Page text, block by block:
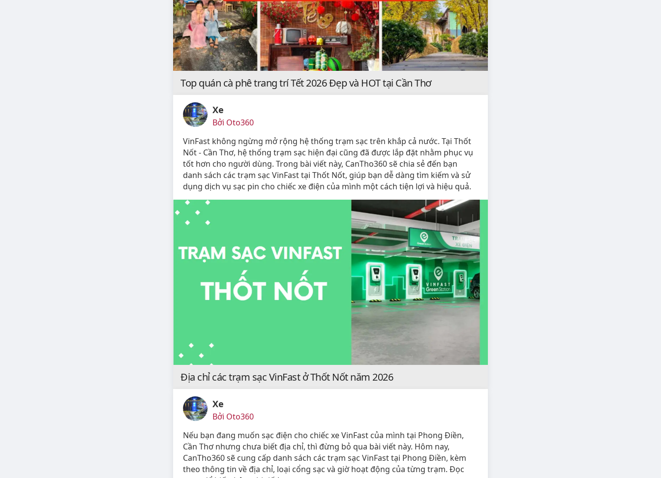
Top quán cà phê trang trí Tết 2026 Đẹp và HOT tại Cần Thơ
Xe
Bởi Oto360
VinFast không ngừng mở rộng hệ thống trạm sạc trên khắp cả nước. Tại Thốt
Nốt - Cần Thơ, hệ thống trạm sạc hiện đại cũng đã được lắp đặt nhằm phục vụ
tốt hơn cho người dùng. Trong bài viết này, CanTho360 sẽ chia sẻ đến bạn
danh sách các trạm sạc VinFast tại Thốt Nốt, giúp bạn dễ dàng tìm kiếm và sử
dụng dịch vụ sạc pin cho chiếc xe điện của mình một cách tiện lợi và hiệu quả.
Địa chỉ các trạm sạc VinFast ở Thốt Nốt năm 2026
Xe
Bởi Oto360
Nếu bạn đang muốn sạc điện cho chiếc xe VinFast của mình tại Phong Điền,
Cần Thơ nhưng chưa biết địa chỉ, thì đừng bỏ qua bài viết này. Hôm nay,
CanTho360 sẽ cung cấp danh sách các trạm sạc VinFast tại Phong Điền, kèm
theo thông tin về địa chỉ, loại cổng sạc và giờ hoạt động của từng trạm. Đọc